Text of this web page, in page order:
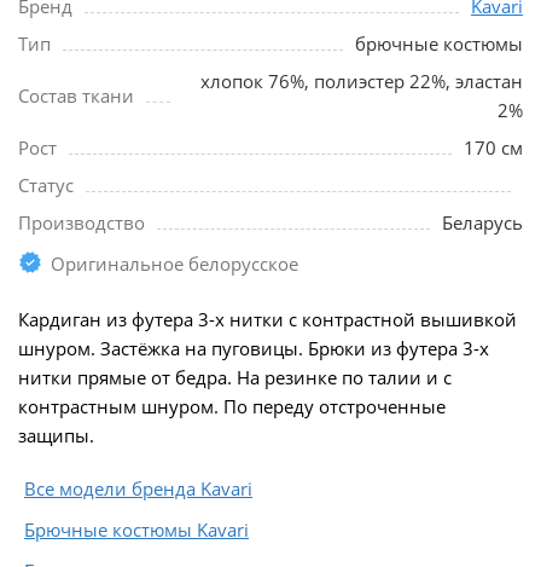
Бренд
Kavari
Тип
брючные костюмы
Состав ткани
хлопок 76%, полиэстер 22%, эластан
2%
Рост
170 см
Статус
Производство
Беларусь
Оригинальное белорусское
Кардиган из футера 3-х нитки с контрастной вышивкой
шнуром. Застёжка на пуговицы. Брюки из футера 3-х
нитки прямые от бедра. На резинке по талии и с
контрастным шнуром. По переду отстроченные
защипы.
Все модели бренда Kavari
Брючные костюмы Kavari